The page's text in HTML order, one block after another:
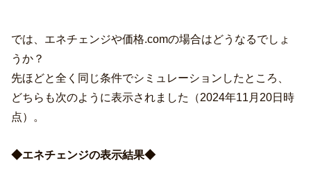
では、エネチェンジや価格.comの場合はどうなるでしょ
うか？
先ほどと全く同じ条件でシミュレーションしたところ、
どちらも次のように表示されました（2024年11月20日時
点）。
◆エネチェンジの表示結果◆